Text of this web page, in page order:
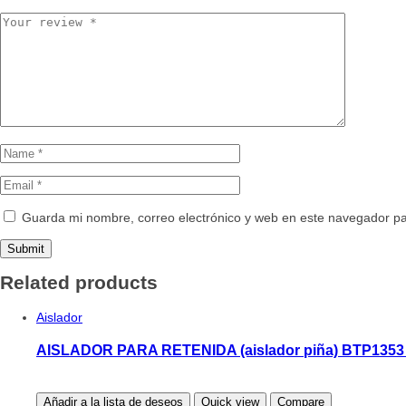
Guarda mi nombre, correo electrónico y web en este navegador
Related products
Aislador
AISLADOR PARA RETENIDA (aislador piña)
Añadir a la lista de deseos Quick view Compare